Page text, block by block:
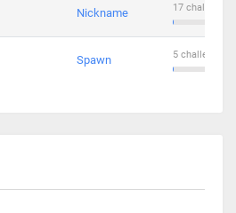
Nickname 17
Spawn 5 challengers